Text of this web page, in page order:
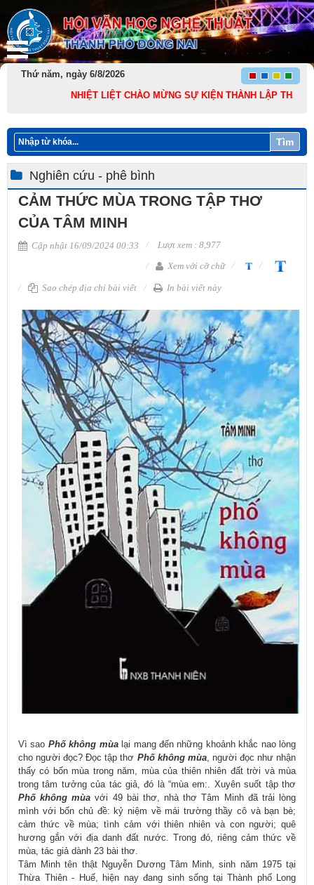
Thứ năm, ngày 6/8/2026
NHIỆT LIỆT CHÀO MỪNG SỰ KIỆN THÀNH LẬP THÀNH
Tìm
Nghiên cứu - phê bình
CẢM THỨC MÙA TRONG TẬP THƠ
CỦA TÂM MINH
Cập nhật 16/09/2024 00:33
Lượt xem : 8,977
Xem với cỡ chữ
Sao chép địa chỉ bài viết In bài viết này
Vì sao Phố không mùalại mang đến những khoảnh khắc nao lòng
cho người đọc? Đọc tập thơ Phố không mùa, người đọc như nhận
thấy có bốn mùa trong năm, mùa của thiên nhiên đất trời và mùa
trong tâm tưởng của tác giả, đó là “mùa em:. Xuyên suốt tập thơ
Phố không mùa với 49 bài thơ, nhà thơ Tâm Minh đã trải lòng
mình với bốn chủ đề: kỷ niệm về mái trường thầy cô và bạn bè;
cảm thức về mùa; tình cảm với thiên nhiên và con người; quê
hương gắn với địa danh đất nước. Trong đó, riêng cảm thức về
mùa, tác giả dành 23 bài thơ.
Tâm Minh tên thật Nguyễn Dương Tâm Minh, sinh năm 1975 tại
Thừa Thiên - Huế, hiện nay đang sinh sống tại Thành phố Long